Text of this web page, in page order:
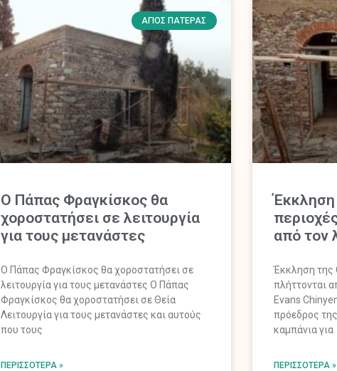
ΆΓΙΟΣ ΠΑΤΈΡΑΣ
Ο Πάπας Φραγκίσκος θα
χοροστατήσει σε λειτουργία
για τους μετανάστες
Ο Πάπας Φραγκίσκος θα χοροστατήσει σε
λειτουργία για τους μετανάστες Ο Πάπας
Φραγκίσκος θα χοροστατήσει σε Θεία
Λειτουργία για τους μετανάστες και αυτούς
που τους
ΠΕΡΙΣΣΌΤΕΡΑ »
Έκκληση
από τον
Έκκληση της
πλήττονται
Evans
πρόεδρος
καμπάνια για
ΠΕΡΙΣΣΌΤΕΡΑ »